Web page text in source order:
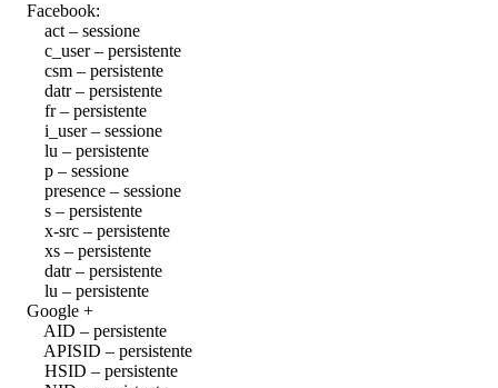
Facebook:
act – sessione
c_user – persistente
csm – persistente
datr – persistente
fr – persistente
i_user – sessione
lu – persistente
p – sessione
presence – sessione
s – persistente
x-src – persistente
xs – persistente
datr – persistente
lu – persistente
Google +
AID – persistente
APISID – persistente
HSID – persistente